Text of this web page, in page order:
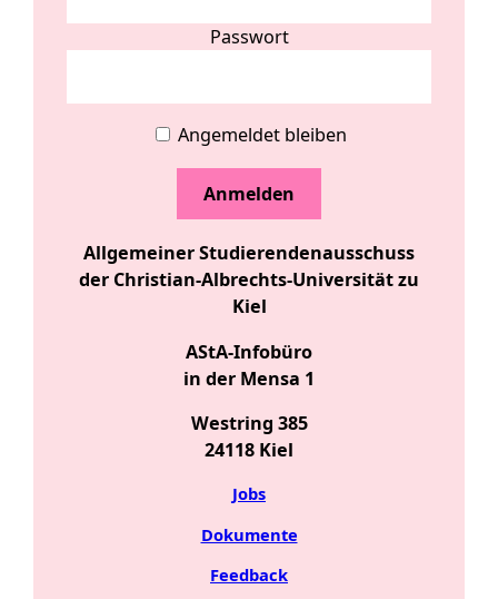
Passwort
Angemeldet bleiben
Allgemeiner Studierendenausschuss
der Christian-Albrechts-Universität zu
Kiel
AStA-Infobüro
in der Mensa 1
Westring 385
24118 Kiel
Jobs
Dokumente
Feedback